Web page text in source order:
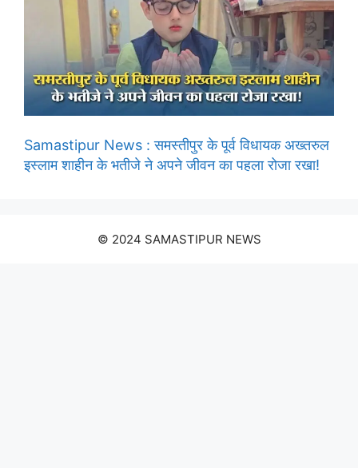
Samastipur News : समस्तीपुर के पूर्व विधायक अख्तरुल
इस्लाम शाहीन के भतीजे ने अपने जीवन का पहला रोजा रखा!
© 2024 SAMASTIPUR NEWS